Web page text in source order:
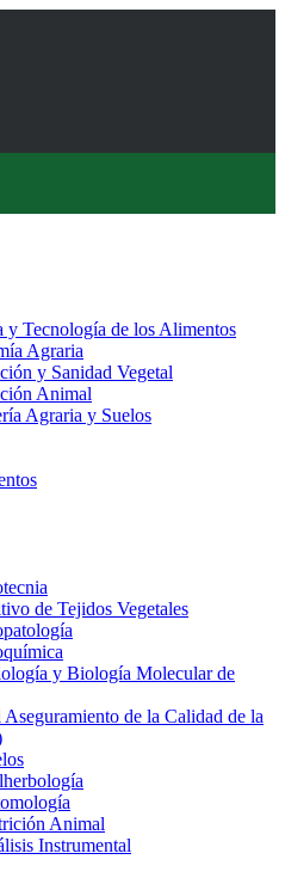
y Tecnología de los Alimentos
Agraria
y Sanidad Vegetal
Animal
Agraria y Suelos
de Tejidos Vegetales
y Biología Molecular de
de la Calidad de la
Animal
Instrumental